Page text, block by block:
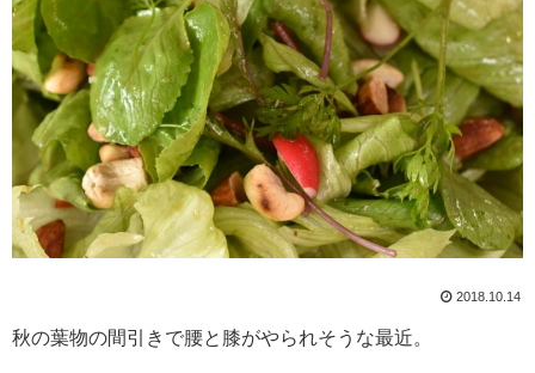
2018.10.14
秋の葉物の間引きで腰と膝がやられそうな最近。